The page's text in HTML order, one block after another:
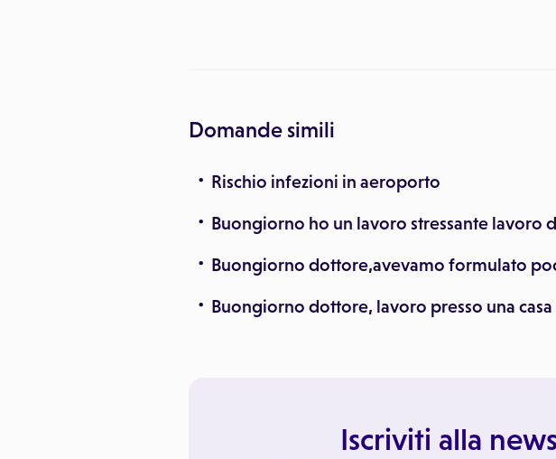
Domande simili
Rischio infezioni in aeroporto
Buongiorno ho un lavoro stressante lavoro
Buongiorno dottore,avevamo formulato
Buongiorno dottore, lavoro presso una casa
Iscriviti alla